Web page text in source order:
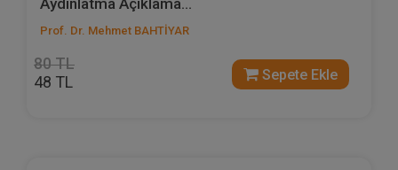
Prof. Dr. Mehmet BAHTİYAR
80 TL
48 TL Sepete Ekle